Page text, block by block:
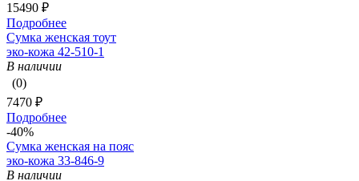
15490 ₽
Подробнее
Сумка женская тоут
эко-кожа 42-510-1
В наличии
(0)
7470 ₽
Подробнее
-40%
Сумка женская на пояс
эко-кожа 33-846-9
В наличии